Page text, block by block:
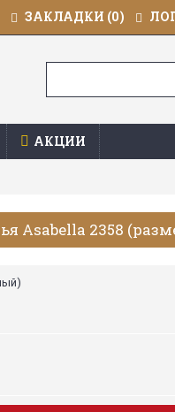
ЗАКЛАДКИ (0)
АКЦИИ
Asabella 2358